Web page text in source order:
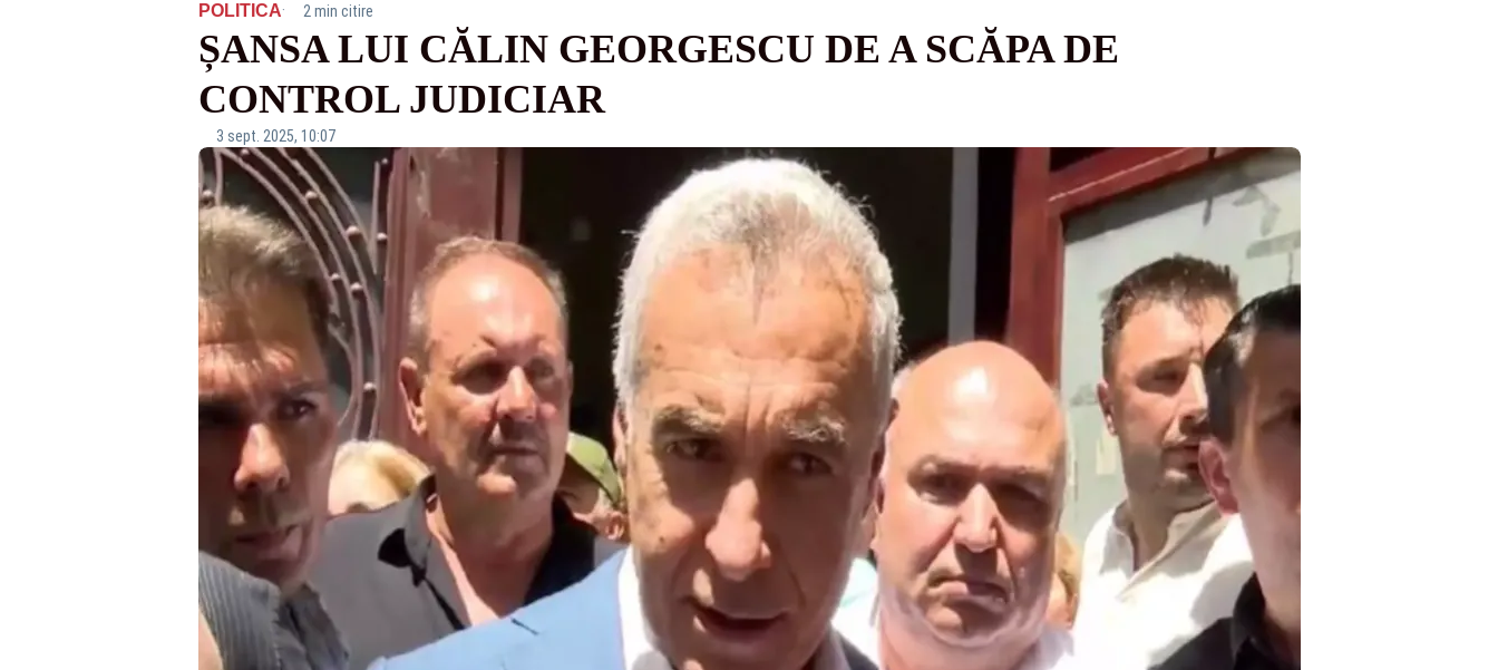
POLITICA· 2 min citire
ȘANSA LUI CĂLIN GEORGESCU DE A SCĂPA DE
CONTROL JUDICIAR
3 sept. 2025, 10:07